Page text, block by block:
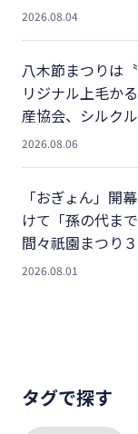
2026.08.04
八木節まつりは
リジナル上毛か
産協会、シルク
2026.08.06
「おぎょん」
けて「孫の代ま
間々祇園まつり
2026.08.01
タグで探す